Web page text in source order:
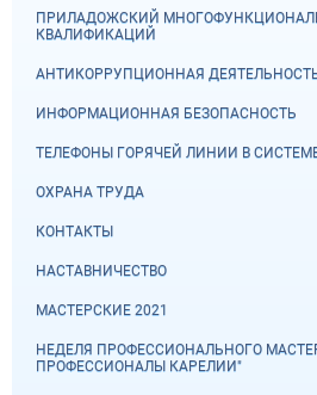
ПРИЛАДОЖСКИЙ
КВАЛИФИКАЦИЙ
АНТИКОРРУПЦИОННАЯ
ИНФОРМАЦИОННАЯ БЕЗОПАСНОСТЬ
ТЕЛЕФОНЫ ГОРЯЧЕЙ ЛИНИИ В
ОХРАНА ТРУДА
КОНТАКТЫ
НАСТАВНИЧЕСТВО
МАСТЕРСКИЕ 2021
НЕДЕЛЯ ПРОФЕССИОНАЛЬНОГО
ПРОФЕССИОНАЛЫ КАРЕЛИИ"